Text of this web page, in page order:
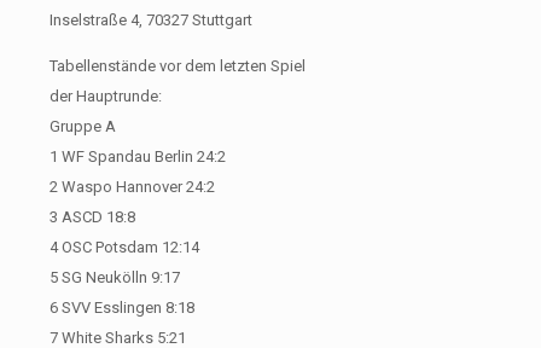
Inselstraße 4, 70327 Stuttgart
Tabellenstände vor dem letzten Spiel
der Hauptrunde:
Gruppe A
1 WF Spandau Berlin 24:2
2 Waspo Hannover 24:2
3 ASCD 18:8
4 OSC Potsdam 12:14
5 SG Neukölln 9:17
6 SVV Esslingen 8:18
7 White Sharks 5:21